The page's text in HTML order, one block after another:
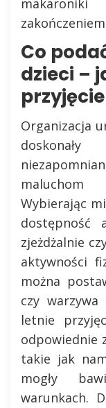
Co
dzieci –
Organizacja
Wybierając
dostępność
zjeżdżalnie
aktywności
można
czy
letnie
odpowiednie
takie jak
mogły
warunkach.